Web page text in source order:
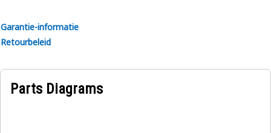
Garantie-informatie
Retourbeleid
Parts Diagrams